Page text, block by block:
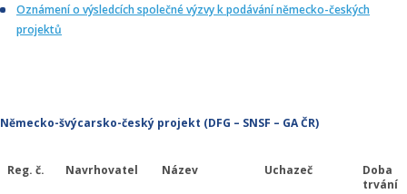
Oznámení o výsledcích společné výzvy k podávání německo-českých
projektů
Německo-švýcarsko-český projekt (DFG – SNSF – GA ČR)
Reg. č. Navrhovatel Název Uchazeč
Doba
trvání